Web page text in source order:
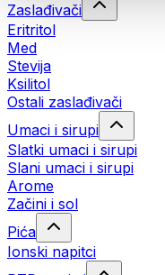
Zaslađivači
Eritritol
Med
Stevija
Ksilitol
Ostali zaslađivači
Umaci i sirupi
Slatki umaci i sirupi
Slani umaci i sirupi
Arome
Začini i sol
Pića
Ionski napitci